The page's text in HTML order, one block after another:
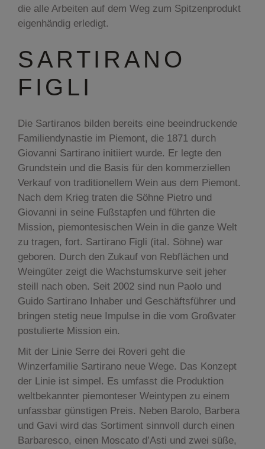
die alle Arbeiten auf dem Weg zum Spitzenprodukt
eigenhändig erledigt.
SARTIRANO
FIGLI
Die Sartiranos bilden bereits eine beeindruckende
Familiendynastie im Piemont, die 1871 durch
Giovanni Sartirano initiiert wurde. Er legte den
Grundstein und die Basis für den kommerziellen
Verkauf von traditionellem Wein aus dem Piemont.
Nach dem Krieg traten die Söhne Pietro und
Giovanni in seine Fußstapfen und führten die
Mission, piemontesischen Wein in die ganze Welt
zu tragen, fort. Sartirano Figli (ital. Söhne) war
geboren. Durch den Zukauf von Rebflächen und
Weingüter zeigt die Wachstumskurve seit jeher
steill nach oben. Seit 2002 sind nun Paolo und
Guido Sartirano Inhaber und Geschäftsführer und
bringen stetig neue Impulse in die vom Großvater
postulierte Mission ein.
Mit der Linie Serre dei Roveri geht die
Winzerfamilie Sartirano neue Wege. Das Konzept
der Linie ist simpel. Es umfasst die Produktion
weltbekannter piemonteser Weintypen zu einem
unfassbar günstigen Preis. Neben Barolo, Barbera
und Gavi wird das Sortiment sinnvoll durch einen
Barbaresco, einen Moscato d’Asti und zwei süße,